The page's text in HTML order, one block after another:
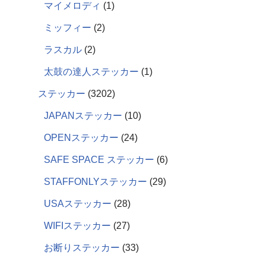
マイメロディ 1
ミッフィー 2
ラスカル 2
太鼓の達人ステッカー 1
ステッカー 3202
JAPANステッカー 10
OPENステッカー 24
SAFE SPACE ステッカー 6
STAFFONLYステッカー 29
USAステッカー 28
WIFIステッカー 27
お断りステッカー 33